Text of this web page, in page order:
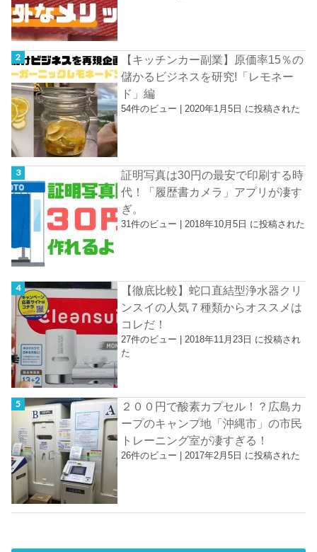
【キッチンカー副業】原価率15％の
儲かるビジネスを研究!「レモネー
ド」編
54件のビュー 2020年1月5日 に投稿された
証明写真は30円の最安で印刷する時
代！「履歴書カメラ」アプリが凄す
ぎ。
31件のビュー |2018年10月5日 に投稿された
【徹底比較】蛇口直結型浄水器クリ
ンスイの人気７種類からオススメは
コレだ！
27件のビュー |2018年11月23日 に投稿され
た
２００円で酸素カプセル！？広島カ
ープのキャンプ地「沖縄市」の市民
トレーニング室が凄すぎる！
26件のビュー 2017年2月5日 に投稿された